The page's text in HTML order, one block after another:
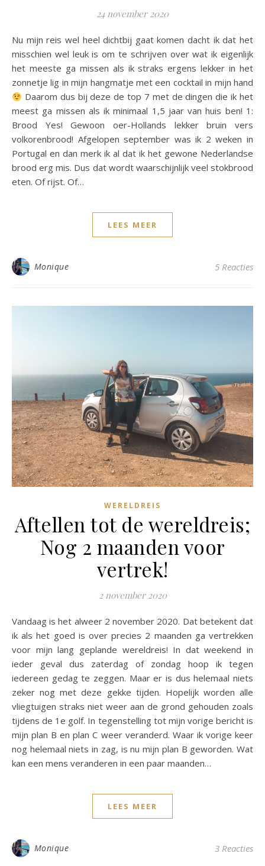
24 november 2020
Nu mijn reis wel heel dichtbij gaat komen dacht ik dat het
misschien wel leuk is om te schrijven over wat ik eigenlijk
het meeste ga missen als ik straks ergens lekker in het
zonnetje lig in mijn hangmatje met een cocktail in mijn hand
Daarom dus bij deze de top 7 met de dingen die ik het
meest ga missen als ik minimaal 1,5 jaar van huis ben! 1:
Brood Yes! Gewoon oer-Hollands lekker bruin vers
volkorenbrood! Afgelopen september was ik 2 weken in
Portugal en dan merk ik al dat ik het gewone Nederlandse
brood erg mis. Dus dat wordt waarschijnlijk veel stokbrood
eten. Of rijst. Of…
LEES MEER
Monique 5 Reacties
WERELDREIS
Aftellen tot de wereldreis;
Nog 2 maanden voor
vertrek!
2 november 2020
Vandaag is het alweer 2 november 2020. Dat betekent dat
ik als het goed is over precies 2 maanden ga vertrekken
voor mijn lang geplande wereldreis! In dat weekend in
ieder geval dus zaterdag of zondag hoop ik tegen
iedereen gedag te zeggen. Maar er is dus helemaal niets
zeker nog met deze gekke tijden. Hopelijk worden alle
vliegtuigen straks niet weer aan de grond gehouden zoals
tijdens de 1e golf. In tegenstelling tot mijn vorige bericht is
mijn plan B en plan C weer veranderd. Waar ik vorige keer
nog helemaal niets in zag, is nu mijn plan B geworden. Wat
kan een mens veranderen in een paar maanden…
LEES MEER
Monique 3 Reacties